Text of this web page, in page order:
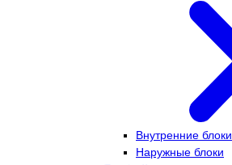
Внутренние блоки
Наружные блоки